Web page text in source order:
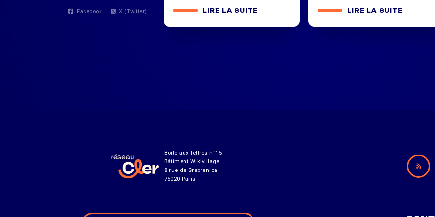
Facebook X (Twitter) LIRE LA SUITE LIRE LA SUITE
Boîte aux lettres n°15
Bâtiment Wikivillage
8 rue de Srebrenica
75020 Paris